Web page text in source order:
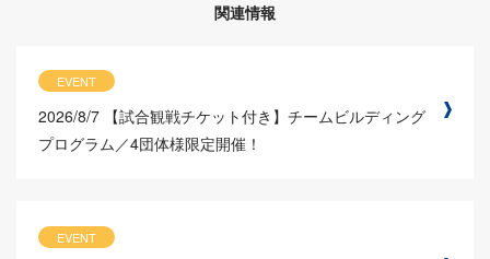
関連情報
EVENT
2026/8/7 【試合観戦チケット付き】チームビルディング
プログラム／4団体様限定開催！
EVENT